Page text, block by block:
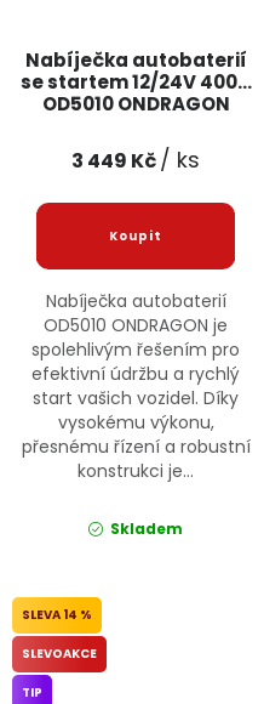
Nabíječka autobaterií
se startem 12/24V 400A
OD5010 ONDRAGON
3 449 Kč/ ks
Nabíječka autobaterií
OD5010 ONDRAGON je
spolehlivým řešením pro
efektivní údržbu a rychlý
start vašich vozidel. Díky
vysokému výkonu,
přesnému řízení a robustní
konstrukci je...
Skladem
14 %
SLEVOAKCE
TIP